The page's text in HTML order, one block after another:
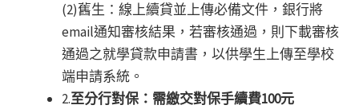
(2)舊生：線上續貸並上傳必備文件，銀行將
email通知審核結果，若審核通過，則下載審核
通過之就學貸款申請書，以供學生上傳至學校
端申請系統。
2.至分行對保：需繳交對保手續費100元